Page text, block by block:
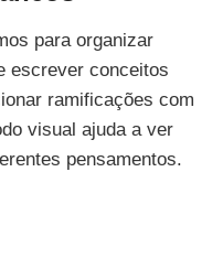
para organizar
escrever conceitos
ramificações com
visual ajuda a ver
pensamentos.